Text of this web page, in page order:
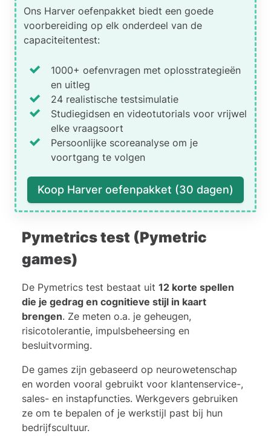
Ons Harver oefenpakket biedt een goede
voorbereiding op elk onderdeel van de
capaciteitentest:
1000+ oefenvragen met oplosstrategieën
en uitleg
24 realistische testsimulatie
Studiegidsen en videotutorials voor vrijwel
elke vraagsoort
Persoonlijke scoreanalyse om je
voortgang te volgen
Koop Harver oefenpakket (30 dagen)
Pymetrics test (Pymetric
games)
De Pymetrics test bestaat uit 12 korte spellen
die je gedrag en cognitieve stijl in kaart
brengen. Ze meten o.a. je geheugen,
risicotolerantie, impulsbeheersing en
besluitvorming.
De games zijn gebaseerd op neurowetenschap
en worden vooral gebruikt voor klantenservice-,
sales- en instapfuncties. Werkgevers gebruiken
ze om te bepalen of je werkstijl past bij hun
bedrijfscultuur.